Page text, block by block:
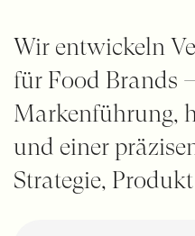
Wir entwickeln
für Food Brands
Markenführung,
und einer
Strategie,